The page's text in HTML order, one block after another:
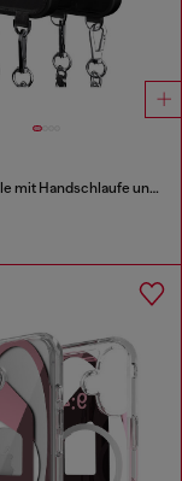
Oval D Hülle mit Handschlaufe und MagSafe für iPhone 17 Pro